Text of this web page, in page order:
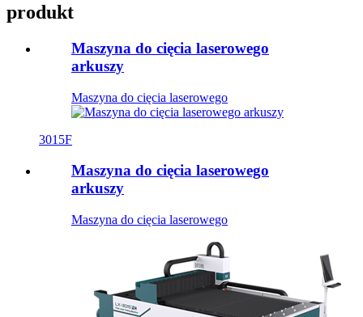
produkt
Maszyna do cięcia laserowego
arkuszy
Maszyna do cięcia laserowego
3015F
Maszyna do cięcia laserowego
arkuszy
Maszyna do cięcia laserowego